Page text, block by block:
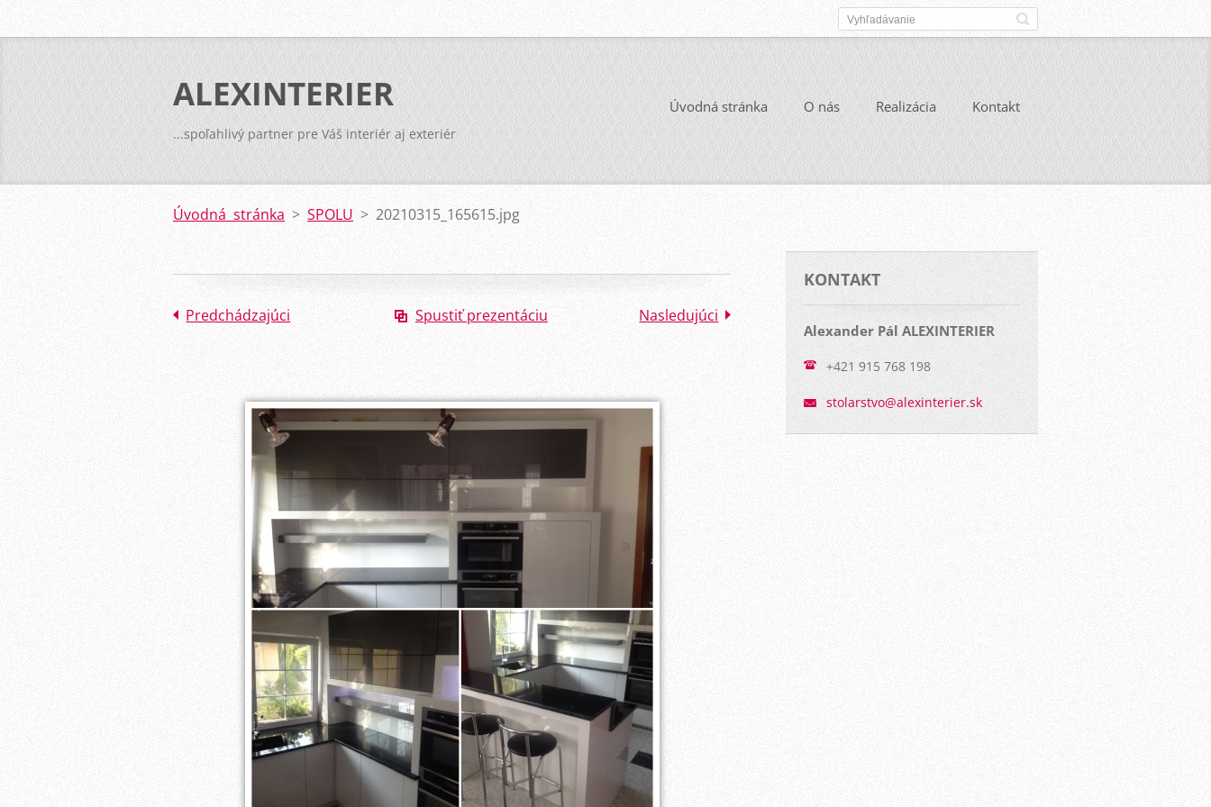
ALEXINTERIER
...spoľahlivý partner pre Váš interiér aj exteriér
Úvodná stránka O nás Realizácia Kontakt
Úvodná stránka > SPOLU > 20210315_165615.jpg
Predchádzajúci Spustiť prezentáciu Nasledujúci
KONTAKT
Alexander Pál ALEXINTERIER
+421 915 768 198
stolarstvo@alexinterier.sk